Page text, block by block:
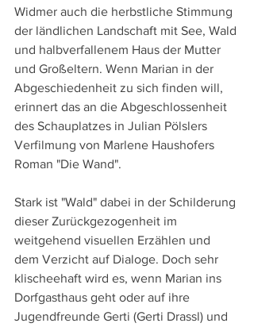
Widmer auch die herbstliche Stimmung
der ländlichen Landschaft mit See, Wald
und halbverfallenem Haus der Mutter
und Großeltern. Wenn Marian in der
Abgeschiedenheit zu sich finden will,
erinnert das an die Abgeschlossenheit
des Schauplatzes in Julian Pölslers
Verfilmung von Marlene Haushofers
Roman "Die Wand".
Stark ist "Wald" dabei in der Schilderung
dieser Zurückgezogenheit im
weitgehend visuellen Erzählen und
dem Verzicht auf Dialoge. Doch sehr
klischeehaft wird es, wenn Marian ins
Dorfgasthaus geht oder auf ihre
Jugendfreunde Gerti (Gerti Drassl) und